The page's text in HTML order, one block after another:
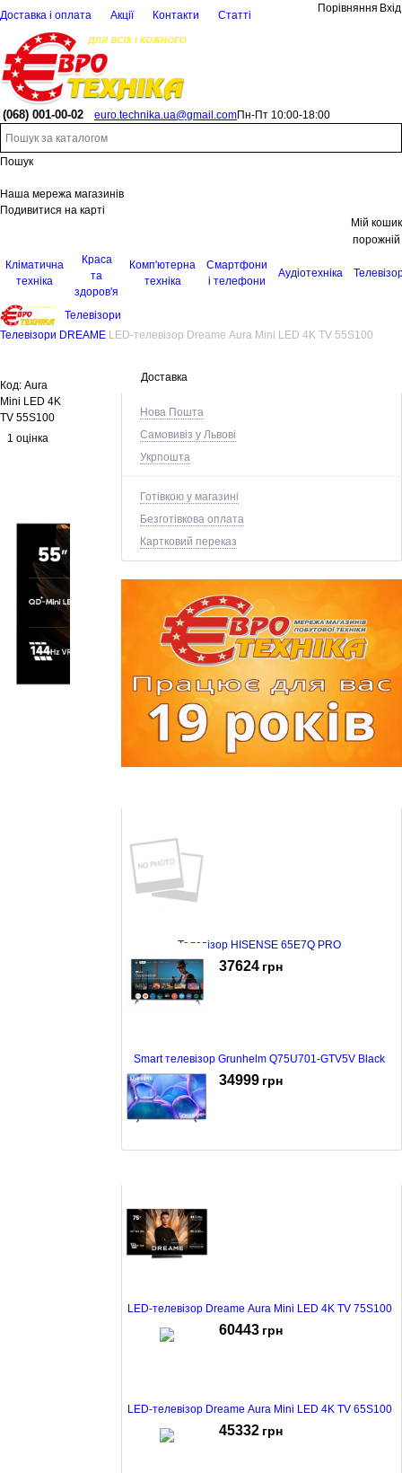
Доставка і оплата Акції Контакти Статті
Порівняння Вхід
(068) 001-00-02 euro.technika.ua@gmail.comПн-Пт 10:00-18:00
Пошук
Наша мережа магазинів
Подивитися на карті
Мій кошик
порожній
Кліматична
техніка
Краса
та
здоров'я
Комп'ютерна
техніка
Смартфони
і телефони
Аудіотехніка
Телевізори
Телевізори DREAME LED-телевізор Dreame Aura Mini LED 4K TV 55S100
Доставка
Нова Пошта
Самовивіз у Львові
Укрпошта
Готівкою у магазині
Безготівкова оплата
Картковий переказ
Телевізор HISENSE 65E7Q PRO
37624 грн
Smart телевізор Grunhelm Q75U701-GTV5V Black
34999 грн
LED-телевізор Dreame Aura Mini LED 4K TV 75S100
60443 грн
LED-телевізор Dreame Aura Mini LED 4K TV 65S100
45332 грн
Код: Aura
Mini LED 4K
TV 55S100
1 оцінка